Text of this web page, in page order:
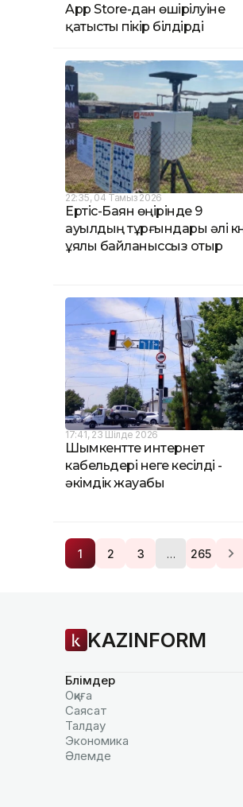
App Store-дан өшірілуіне
қатысты пікір білдірді
22:35, 04 Тамыз 2026
Ертіс-Баян өңірінде 9
ауылдың тұрғындары әлі
ұялы байланыссыз отыр
17:41, 23 Шілде 2026
Шымкентте интернет
кабельдері неге кесілді -
әкімдік жауабы
1 2 3 … 265
KAZINFORM
Бөлімдер
Оқиға
Саясат
Талдау
Экономика
Әлемде